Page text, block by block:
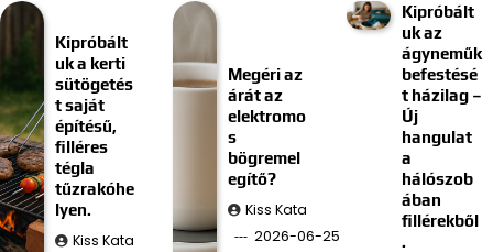
Kipróbált
uk a kerti
sütögetés
t saját
építésű,
filléres
tégla
tűzrakóhe
lyen.
Kiss Kata
Megéri az
árát az
elektromo
s
bögremel
egítő?
Kiss Kata
2026-06-25
Kipróbált
uk az
ágyneműk
befestésé
t házilag –
Új
hangulat
a
hálószob
ában
fillérekből
.